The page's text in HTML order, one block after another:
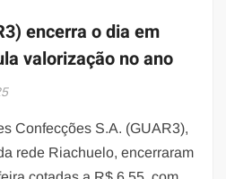
encerra o dia em
valorização no ano
Confecções S.A. (GUAR3),
rede Riachuelo, encerraram